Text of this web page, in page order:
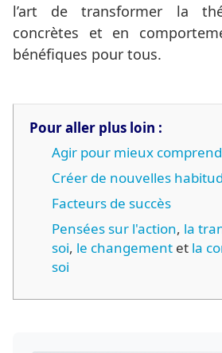
l’art de transformer la
concrètes et en
bénéfiques pour tous.
Pour aller plus loin :
Agir pour mieux
Créer de nouvelles
Facteurs de succès
Pensées sur l'action, la
soi, le changement et la
soi